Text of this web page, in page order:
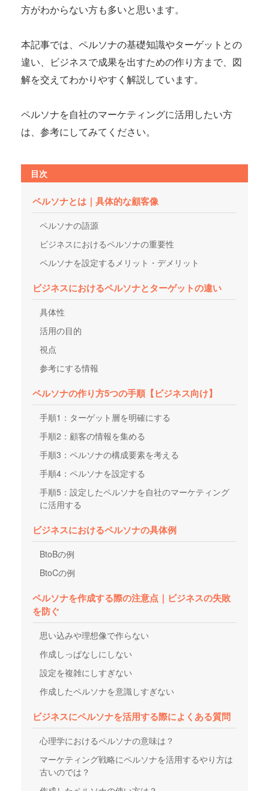
方がわからない方も多いと思います。
本記事では、ペルソナの基礎知識やターゲットとの
違い、ビジネスで成果を出すための作り方まで、図
解を交えてわかりやすく解説しています。
ペルソナを自社のマーケティングに活用したい方
は、参考にしてみてください。
目次
ペルソナとは｜具体的な顧客像
ペルソナの語源
ビジネスにおけるペルソナの重要性
ペルソナを設定するメリット・デメリット
ビジネスにおけるペルソナとターゲットの違い
具体性
活用の目的
視点
参考にする情報
ペルソナの作り方5つの手順【ビジネス向け】
手順1：ターゲット層を明確にする
手順2：顧客の情報を集める
手順3：ペルソナの構成要素を考える
手順4：ペルソナを設定する
手順5：設定したペルソナを自社のマーケティング
に活用する
ビジネスにおけるペルソナの具体例
BtoBの例
BtoCの例
ペルソナを作成する際の注意点｜ビジネスの失敗
を防ぐ
思い込みや理想像で作らない
作成しっぱなしにしない
設定を複雑にしすぎない
作成したペルソナを意識しすぎない
ビジネスにペルソナを活用する際によくある質問
心理学におけるペルソナの意味は？
マーケティング戦略にペルソナを活用するやり方は
古いのでは？